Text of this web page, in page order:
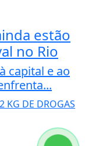
estão
no Rio
capital e ao